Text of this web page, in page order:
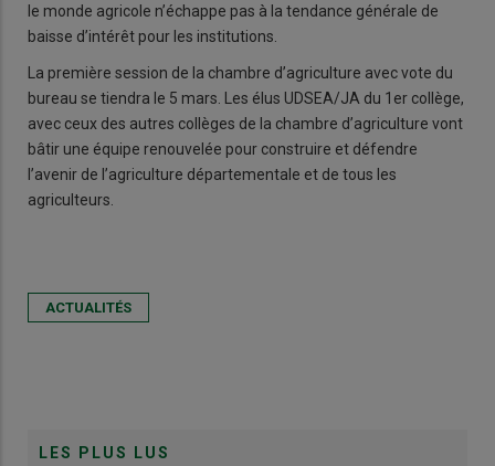
le monde agricole n’échappe pas à la tendance générale de
baisse d’intérêt pour les institutions.
La première session de la chambre d’agriculture avec vote du
bureau se tiendra le 5 mars. Les élus UDSEA/JA du 1er collège,
avec ceux des autres collèges de la chambre d’agriculture vont
bâtir une équipe renouvelée pour construire et défendre
l’avenir de l’agriculture départementale et de tous les
agriculteurs.
ACTUALITÉS
LES PLUS LUS